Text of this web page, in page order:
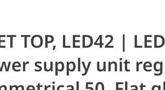
TOP, LED42 |
supply unit